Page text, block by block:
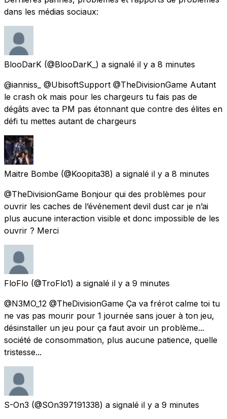
dans les médias sociaux:
BlooDarK (@BlooDarK_) a signalé il y a 8 minutes
@ianniss_ @UbisoftSupport @TheDivisionGame Autant
le crash ok mais pour les chargeurs tu fais pas de
dégâts avec ta PM pas étonnant que contre des élites en
défi tu mettes autant de chargeurs
Maitre Bombe (@Koopita38) a signalé il y a 8 minutes
@TheDivisionGame Bonjour qui des problèmes pour
ouvrir les caches de l’événement devil dust car je n’ai
plus aucune interaction visible et donc impossible de les
ouvrir ? Merci
FloFlo (@TroFlo1) a signalé il y a 9 minutes
@N3MO_12 @TheDivisionGame Ça va frérot calme toi tu
ne vas pas mourir pour 1 journée sans jouer à ton jeu,
désinstaller un jeu pour ça faut avoir un problème...
société de consommation, plus aucune patience, quelle
tristesse...
S-On3 (@SOn397191338) a signalé il y a 9 minutes